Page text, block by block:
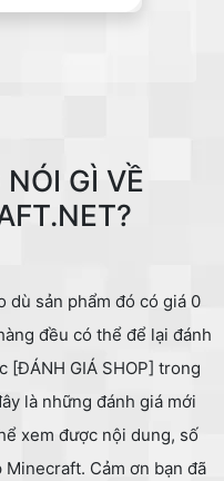
GÌ VỀ
dù sản phẩm đó có giá 0
đều có thể để lại đánh
[ĐÁNH GIÁ SHOP] trong
là những đánh giá mới
xem được nội dung, số
Cảm ơn bạn đã